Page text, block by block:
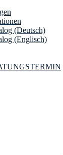
(Deutsch)
(Englisch)